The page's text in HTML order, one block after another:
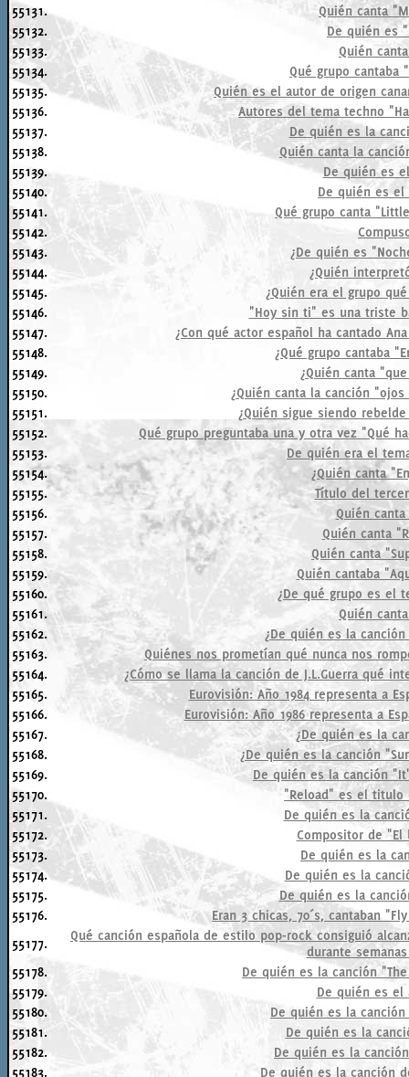
55131.
Quién canta
55132.
De quién es
55133.
Quién
55134.
Qué grupo cantaba
55135.
Quién es el autor de origen
55136.
Autores del tema techno
55137.
De quién es la
55138.
Quién canta la
55139.
De quién es
55140.
De quién es el
55141.
Qué grupo canta
55142.
55143.
¿De quién es
55144.
¿Quién
55145.
¿Quién era el grupo
55146.
"Hoy sin ti" es una triste
55147.
¿Con qué actor español ha cantado
55148.
¿Qué grupo cantaba
55149.
¿Quién canta
55150.
¿Quién canta la canción
55151.
¿Quién sigue siendo
55152.
Qué grupo preguntaba una y otra vez "Qué
55153.
De quién era el
55154.
¿Quién canta
55155.
Título del
55156.
Quién
55157.
Quién canta
55158.
Quién canta
55159.
Quién cantaba
55160.
¿De qué grupo es el
55161.
Quién
55162.
¿De quién es la
55163.
Quiénes nos prometían qué nunca nos
55164.
¿Cómo se llama la canción de J.L.Guerra qué
55165.
Eurovisión: Año 1984 representa a
55166.
Eurovisión: Año 1986 representa a
55167.
¿De quién es la
55168.
¿De quién es la canción
55169.
De quién es la canción
55170.
"Reload" es el titulo
55171.
De quién es la
55172.
Compositor de "El
55173.
De quién es la
55174.
De quién es la
55175.
De quién es la
55176.
Eran 3 chicas, 70´s, cantaban
55177.
Qué canción española de estilo pop-rock consiguió
durante
55178.
De quién es la canción
55179.
De quién es el
55180.
De quién es la
55181.
De quién es la
55182.
De quién es la
55183.
De quién es la canción